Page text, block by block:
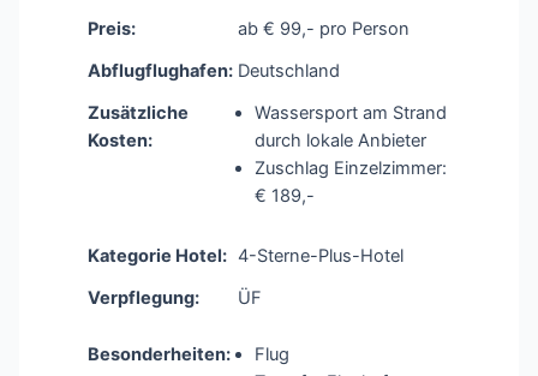
Preis:
ab € 99,- pro Person
Abflugflughafen: Deutschland
Zusätzliche
Kosten:
Wassersport am Strand
durch lokale Anbieter
Zuschlag Einzelzimmer:
€ 189,-
Kategorie Hotel: 4-Sterne-Plus-Hotel
Verpflegung:
ÜF
Besonderheiten:
Flug